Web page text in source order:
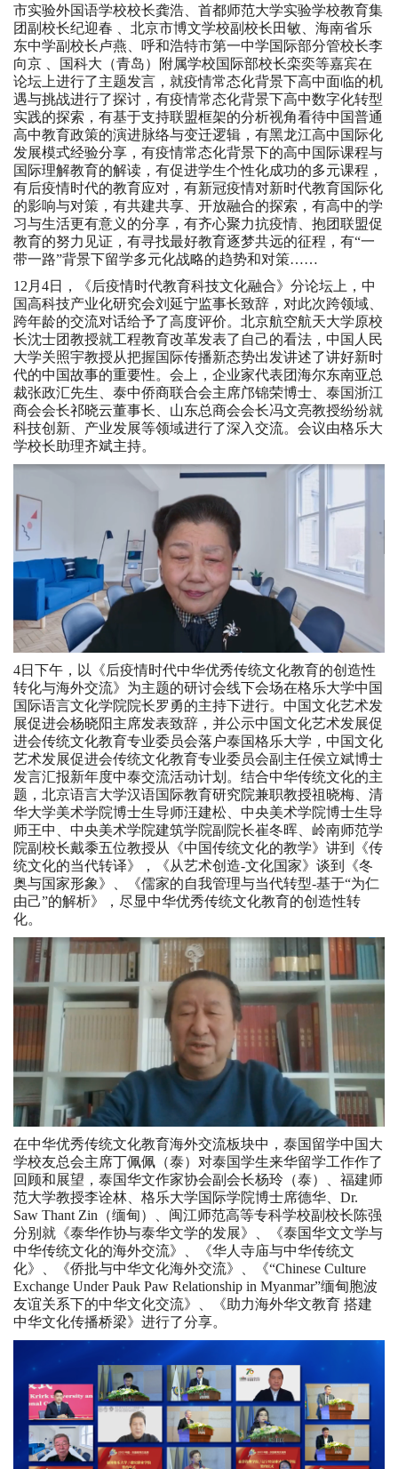
市实验外国语学校校长龚浩、首都师范大学实验学校教育集
团副校长纪迎春 、北京市博文学校副校长田敏、海南省乐
东中学副校长卢燕、呼和浩特市第一中学国际部分管校长李
向京 、国科大（青岛）附属学校国际部校长栾奕等嘉宾在
论坛上进行了主题发言，就疫情常态化背景下高中面临的机
遇与挑战进行了探讨，有疫情常态化背景下高中数字化转型
实践的探索，有基于支持联盟框架的分析视角看待中国普通
高中教育政策的演进脉络与变迁逻辑，有黑龙江高中国际化
发展模式经验分享，有疫情常态化背景下的高中国际课程与
国际理解教育的解读，有促进学生个性化成功的多元课程，
有后疫情时代的教育应对，有新冠疫情对新时代教育国际化
的影响与对策，有共建共享、开放融合的探索，有高中的学
习与生活更有意义的分享，有齐心聚力抗疫情、抱团联盟促
教育的努力见证，有寻找最好教育逐梦共远的征程，有“一
带一路”背景下留学多元化战略的趋势和对策……
12月4日，《后疫情时代教育科技文化融合》分论坛上，中
国高科技产业化研究会刘延宁监事长致辞，对此次跨领域、
跨年龄的交流对话给予了高度评价。北京航空航天大学原校
长沈士团教授就工程教育改革发表了自己的看法，中国人民
大学关照宇教授从把握国际传播新态势出发讲述了讲好新时
代的中国故事的重要性。会上，企业家代表团海尔东南亚总
裁张政汇先生、泰中侨商联合会主席邝锦荣博士、泰国浙江
商会会长祁晓云董事长、山东总商会会长冯文亮教授纷纷就
科技创新、产业发展等领域进行了深入交流。会议由格乐大
学校长助理齐斌主持。
4日下午，以《后疫情时代中华优秀传统文化教育的创造性
转化与海外交流》为主题的研讨会线下会场在格乐大学中国
国际语言文化学院院长罗勇的主持下进行。中国文化艺术发
展促进会杨晓阳主席发表致辞，并公示中国文化艺术发展促
进会传统文化教育专业委员会落户泰国格乐大学，中国文化
艺术发展促进会传统文化教育专业委员会副主任侯立斌博士
发言汇报新年度中泰交流活动计划。结合中华传统文化的主
题，北京语言大学汉语国际教育研究院兼职教授祖晓梅、清
华大学美术学院博士生导师汪建松、中央美术学院博士生导
师王中、中央美术学院建筑学院副院长崔冬晖、岭南师范学
院副校长戴黍五位教授从《中国传统文化的教学》讲到《传
统文化的当代转译》，《从艺术创造-文化国家》谈到《冬
奥与国家形象》、《儒家的自我管理与当代转型-基于“为仁
由己”的解析》，尽显中华优秀传统文化教育的创造性转
化。
在中华优秀传统文化教育海外交流板块中，泰国留学中国大
学校友总会主席丁佩佩（泰）对泰国学生来华留学工作作了
回顾和展望，泰国华文作家协会副会长杨玲（泰）、福建师
范大学教授李诠林、格乐大学国际学院博士席德华、Dr.
Saw Thant Zin（缅甸）、闽江师范高等专科学校副校长陈强
分别就《泰华作协与泰华文学的发展》、《泰国华文文学与
中华传统文化的海外交流》、《华人寺庙与中华传统文
化》、《侨批与中华文化海外交流》、《“Chinese Culture
Exchange Under Pauk Paw Relationship in Myanmar”缅甸胞波
友谊关系下的中华文化交流》、《助力海外华文教育 搭建
中华文化传播桥梁》进行了分享。